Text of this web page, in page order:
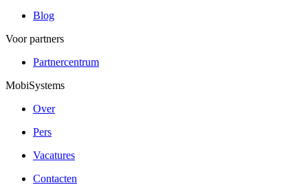
Blog
Voor partners
Partnercentrum
MobiSystems
Over
Pers
Vacatures
Contacten